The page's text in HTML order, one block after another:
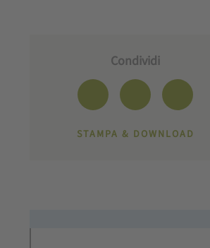
Condividi
STAMPA & DOWNLOAD